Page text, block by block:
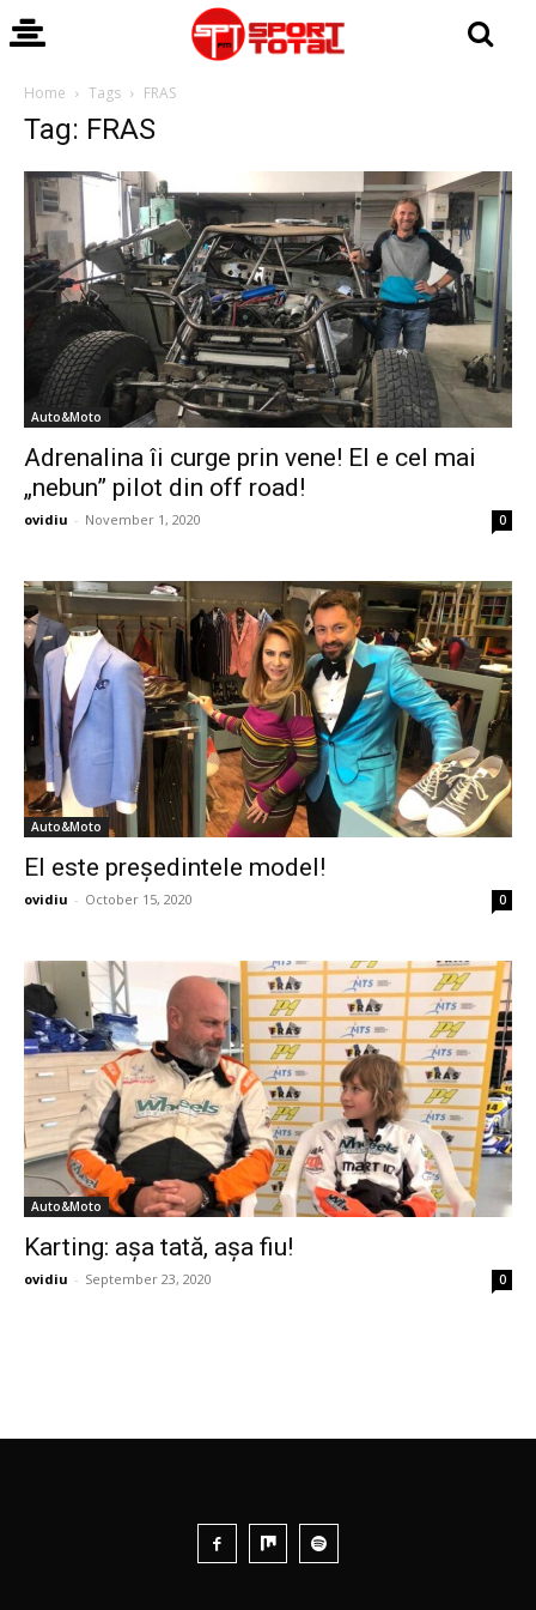
Home Tags FRAS
Tag: FRAS
Auto&Moto
Adrenalina îi curge prin vene! El e cel mai
„nebun” pilot din off road!
ovidiu - November 1, 2020 0
Auto&Moto
El este președintele model!
ovidiu - October 15, 2020 0
Auto&Moto
Karting: așa tată, așa fiu!
ovidiu - September 23, 2020 0